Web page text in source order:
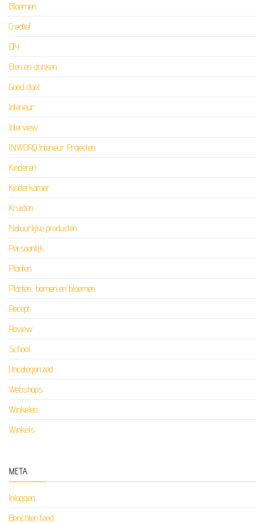
Bloemen
Creatief
DIY
Eten en drinken
Goed doel
Interieur
Interview
INWORQ Interieur Projecten
Kinderen
Kinderkamer
Kruiden
Natuurlijke producten
Persoonlijk
Planten
Planten, bomen en bloemen
Recept
Review
School
Uncategorized
Webshops
Winkelen
Winkels
META
Inloggen
Berichten feed